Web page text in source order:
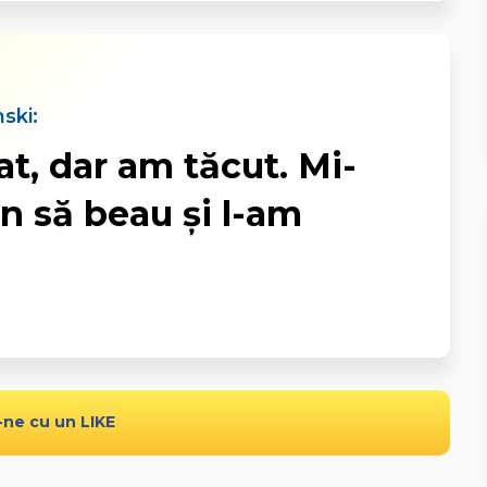
dar am tăcut. Mi-
să beau şi l-am
cu un LIKE